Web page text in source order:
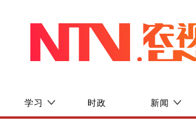
学习 时政 新闻